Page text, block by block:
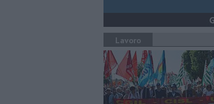
Lavoro